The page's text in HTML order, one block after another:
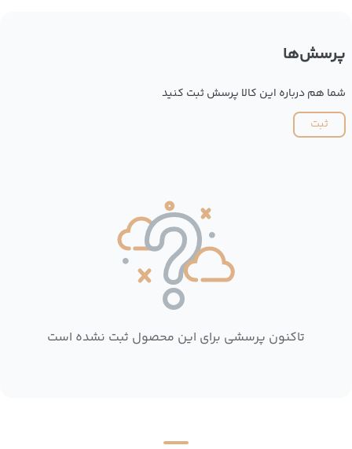
پرسش‌ها
شما هم درباره این کالا پرسش ثبت کنید
ثبت
تاکنون پرسشی برای این محصول ثبت نشده است